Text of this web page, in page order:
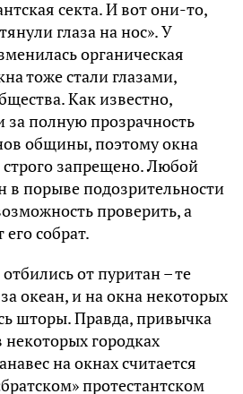
секта. И вот они-то,
глаза на нос». У
органическая
тоже стали глазами,
Как известно,
за полную прозрачность
общины, поэтому окна
запрещено. Любой
в порыве подозрительности
проверить, а
собрат.
от пуритан – те
океан, и на окна некоторых
шторы. Правда, привычка
некоторых городках
на окнах считается
протестантском